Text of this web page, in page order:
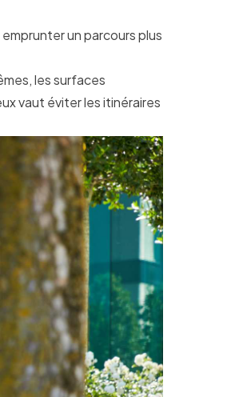
un parcours plus
les surfaces
vaut éviter les itinéraires